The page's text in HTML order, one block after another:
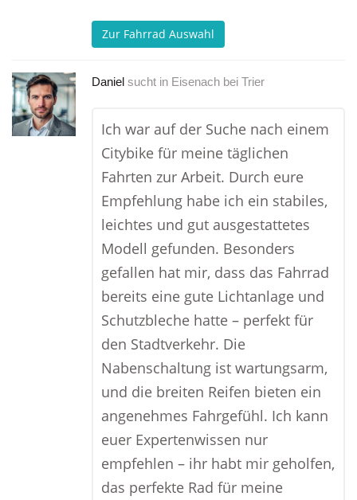
Zur Fahrrad Auswahl
Daniel sucht in Eisenach bei Trier
Ich war auf der Suche nach einem
Citybike für meine täglichen
Fahrten zur Arbeit. Durch eure
Empfehlung habe ich ein stabiles,
leichtes und gut ausgestattetes
Modell gefunden. Besonders
gefallen hat mir, dass das Fahrrad
bereits eine gute Lichtanlage und
Schutzbleche hatte – perfekt für
den Stadtverkehr. Die
Nabenschaltung ist wartungsarm,
und die breiten Reifen bieten ein
angenehmes Fahrgefühl. Ich kann
euer Expertenwissen nur
empfehlen – ihr habt mir geholfen,
das perfekte Rad für meine